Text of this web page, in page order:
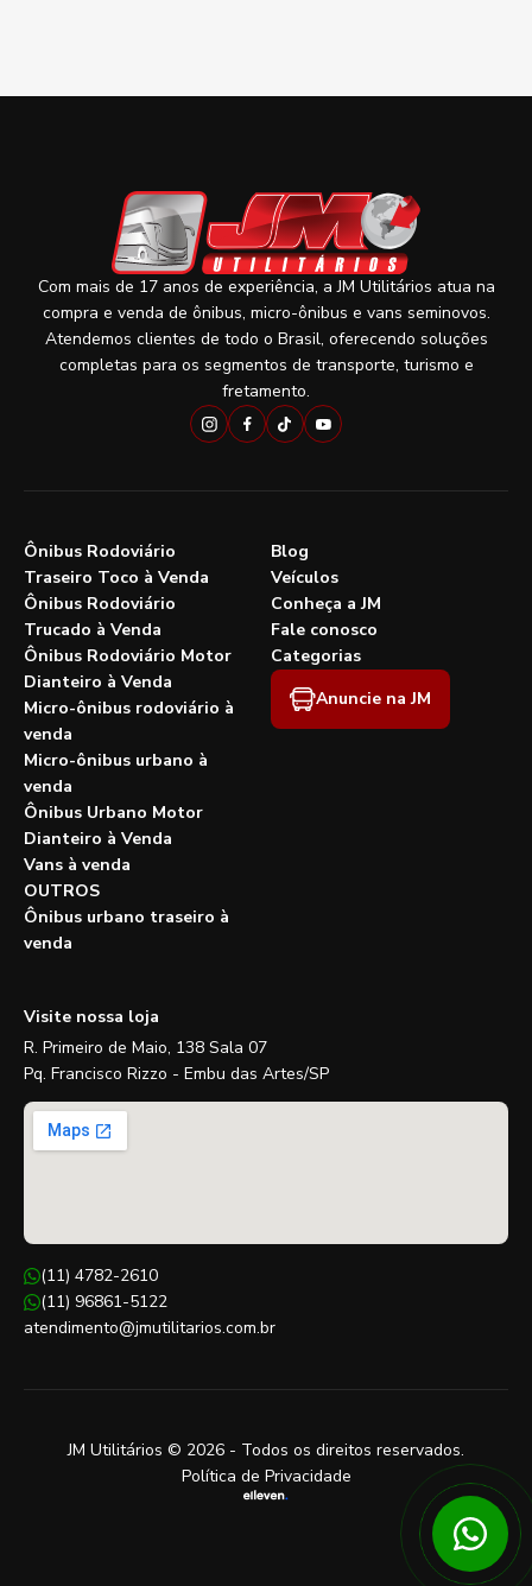
Com mais de 17 anos de experiência, a JM Utilitários atua na
compra e venda de ônibus, micro-ônibus e vans seminovos.
Atendemos clientes de todo o Brasil, oferecendo soluções
completas para os segmentos de transporte, turismo e
fretamento.
Ônibus Rodoviário
Traseiro Toco à Venda
Ônibus Rodoviário
Trucado à Venda
Ônibus Rodoviário Motor
Dianteiro à Venda
Micro-ônibus rodoviário à
venda
Micro-ônibus urbano à
venda
Ônibus Urbano Motor
Dianteiro à Venda
Vans à venda
OUTROS
Ônibus urbano traseiro à
venda
Blog
Veículos
Conheça a JM
Fale conosco
Categorias
Anuncie na JM
Visite nossa loja
R. Primeiro de Maio, 138 Sala 07
Pq. Francisco Rizzo - Embu das Artes/SP
(11) 4782-2610
(11) 96861-5122
atendimento@jmutilitarios.com.br
JM Utilitários © 2026 - Todos os direitos reservados.
Política de Privacidade